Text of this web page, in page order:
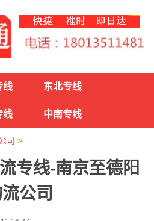
线 东北专线
线 中南专线
司 >
专线-南京至德阳
公司